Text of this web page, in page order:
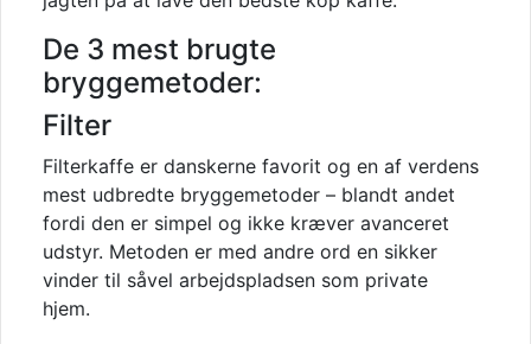
De 3 mest brugte
bryggemetoder:
Filter
Filterkaffe er danskerne favorit og en af verdens
mest udbredte bryggemetoder – blandt andet
fordi den er simpel og ikke kræver avanceret
udstyr. Metoden er med andre ord en sikker
vinder til såvel arbejdspladsen som private
hjem.